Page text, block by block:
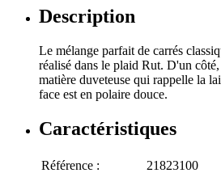
Description
Le mélange parfait de carrés
réalisé dans le plaid Rut. D'un
matière duveteuse qui rappelle la
face est en polaire douce.
Caractéristiques
Référence :
21823100